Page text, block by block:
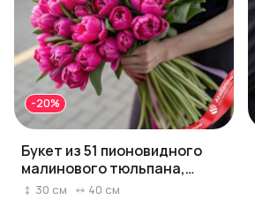
-20%
Букет из 51 пионовидного
малинового тюльпана,
Голландия
30 см 40 см